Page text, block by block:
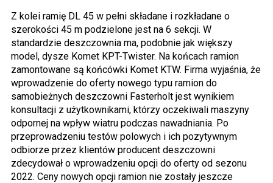
Z kolei ramię DL 45 w pełni składane i rozkładane o
szerokości 45 m podzielone jest na 6 sekcji. W
standardzie deszczownia ma, podobnie jak większy
model, dysze Komet KPT-Twister. Na końcach ramion
zamontowane są końcówki Komet KTW. Firma wyjaśnia, że
wprowadzenie do oferty nowego typu ramion do
samobieżnych deszczowni Fasterholt jest wynikiem
konsultacji z użytkownikami, którzy oczekiwali maszyny
odpornej na wpływ wiatru podczas nawadniania. Po
przeprowadzeniu testów polowych i ich pozytywnym
odbiorze przez klientów producent deszczowni
zdecydował o wprowadzeniu opcji do oferty od sezonu
2022. Ceny nowych opcji ramion nie zostały jeszcze